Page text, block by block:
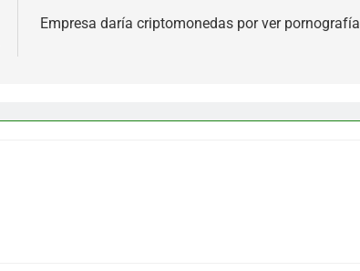
Empresa daría criptomonedas por ver pornografía